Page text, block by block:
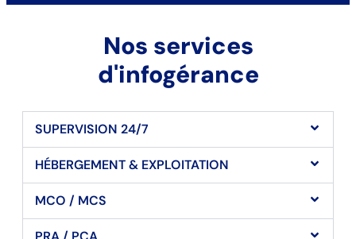
Nos services
d'infogérance
SUPERVISION 24/7
HÉBERGEMENT & EXPLOITATION
MCO / MCS